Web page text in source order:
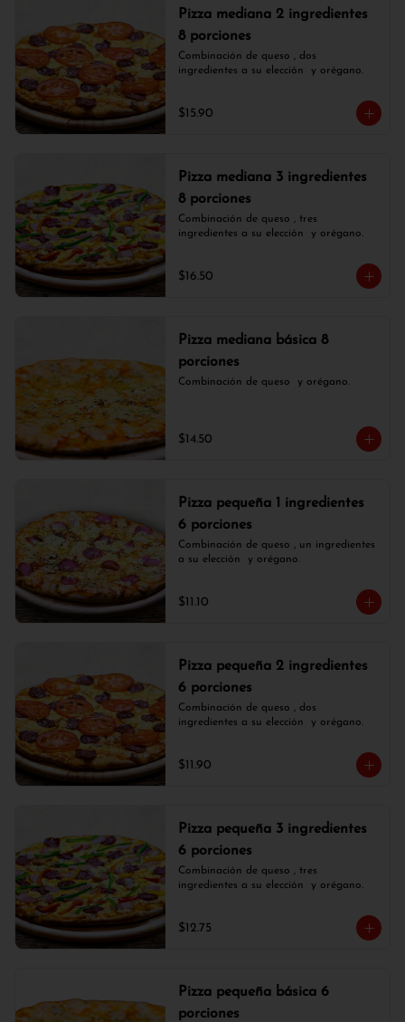
Pizza mediana 2 ingredientes
8 porciones
Combinación de queso , dos
ingredientes a su elección  y orégano.
$15.90
Pizza mediana 3 ingredientes
8 porciones
Combinación de queso , tres
ingredientes a su elección  y orégano.
$16.50
Pizza mediana básica 8
porciones
Combinación de queso  y orégano.
$14.50
Pizza pequeña 1 ingredientes
6 porciones
Combinación de queso , un ingredientes
a su elección  y orégano.
$11.10
Pizza pequeña 2 ingredientes
6 porciones
Combinación de queso , dos
ingredientes a su elección  y orégano.
$11.90
Pizza pequeña 3 ingredientes
6 porciones
Combinación de queso , tres
ingredientes a su elección  y orégano.
$12.75
Pizza pequeña básica 6
porciones